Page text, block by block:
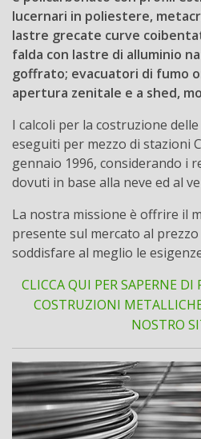
lucernari in poliestere,
lastre grecate curve
falda con lastre di alluminio
goffrato; evacuatori di fumo
apertura zenitale e a shed,
I calcoli per la costruzione
eseguiti per mezzo di stazioni
gennaio 1996, considerando i
dovuti in base alla neve ed al
La nostra missione è offrire il
presente sul mercato al
soddisfare al meglio le
CLICCA QUI PER SAPERNE DI
COSTRUZIONI
NOSTRO